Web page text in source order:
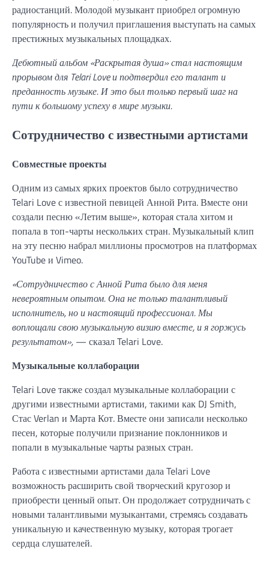
радиостанций. Молодой музыкант приобрел огромную
популярность и получил приглашения выступать на самых
престижных музыкальных площадках.
Дебютный альбом «Раскрытая душа» стал настоящим
прорывом для Telari Love и подтвердил его талант и
преданность музыке. И это был только первый шаг на
пути к большому успеху в мире музыки.
Сотрудничество с известными артистами
Совместные проекты
Одним из самых ярких проектов было сотрудничество
Telari Love с известной певицей Анной Рита. Вместе они
создали песню «Летим выше», которая стала хитом и
попала в топ-чарты нескольких стран. Музыкальный клип
на эту песню набрал миллионы просмотров на платформах
YouTube и Vimeo.
«Сотрудничество с Анной Рита было для меня
невероятным опытом. Она не только талантливый
исполнитель, но и настоящий профессионал. Мы
воплощали свою музыкальную визию вместе, и я горжусь
результатом», — сказал Telari Love.
Музыкальные коллаборации
Telari Love также создал музыкальные коллаборации с
другими известными артистами, такими как DJ Smith,
Стас Verlan и Марта Кот. Вместе они записали несколько
песен, которые получили признание поклонников и
попали в музыкальные чарты разных стран.
Работа с известными артистами дала Telari Love
возможность расширить свой творческий кругозор и
приобрести ценный опыт. Он продолжает сотрудничать с
новыми талантливыми музыкантами, стремясь создавать
уникальную и качественную музыку, которая трогает
сердца слушателей.